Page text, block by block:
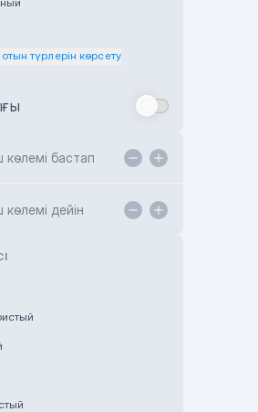
Almaty
Karaganda
түрлерін көрсету
көлемі бастап
дейін